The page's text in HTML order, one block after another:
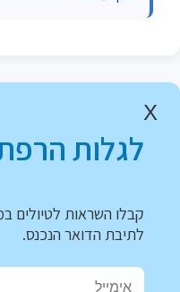
X
לגלות
קבלו השראות לטיולים
לתיבת הדואר הנכנס.